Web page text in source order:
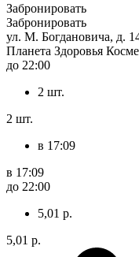
Забронировать
Забронировать
ул. М. Богдановича, д.
Планета Здоровья
до 22:00
2 шт.
2 шт.
в 17:09
в 17:09
до 22:00
5,01 р.
5,01 р.